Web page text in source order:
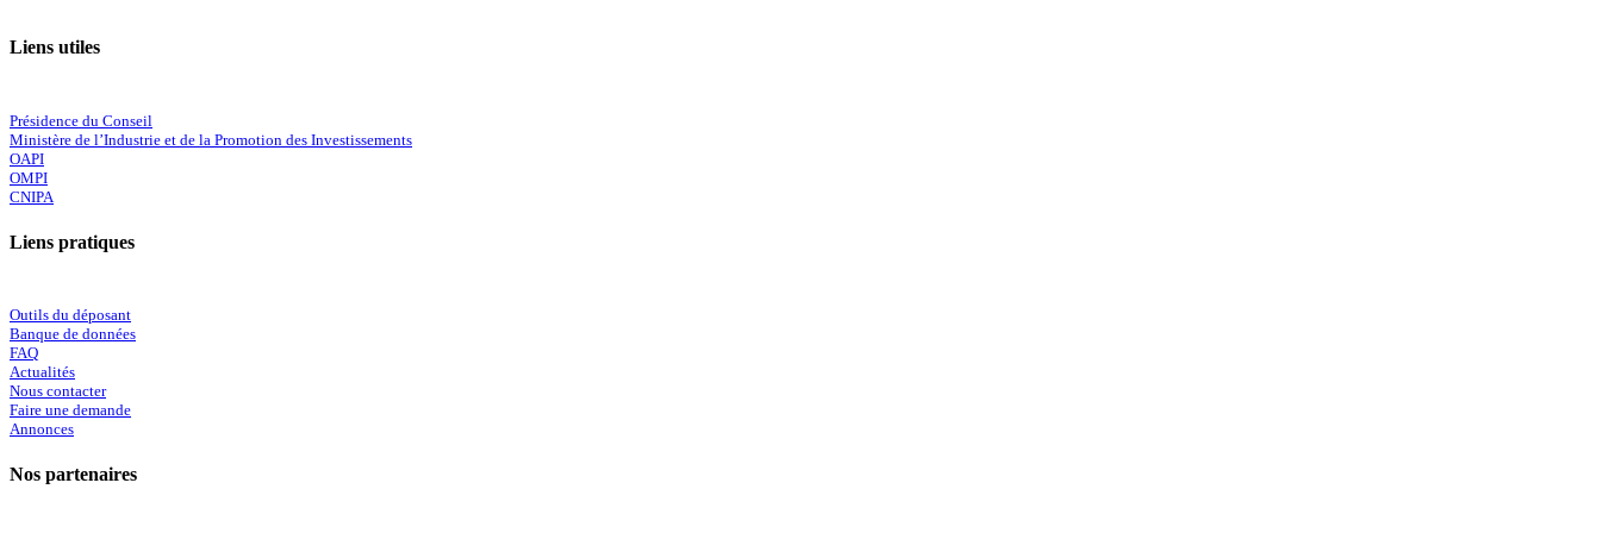
Liens utiles
Présidence du Conseil
Ministère de l’Industrie et de la Promotion des Investissements
OAPI
OMPI
CNIPA
Liens pratiques
Outils du déposant
Banque de données
FAQ
Actualités
Nous contacter
Faire une demande
Annonces
Nos partenaires